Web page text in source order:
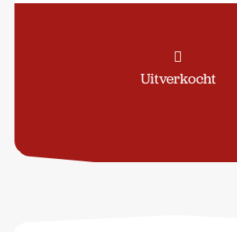
Uitverkocht